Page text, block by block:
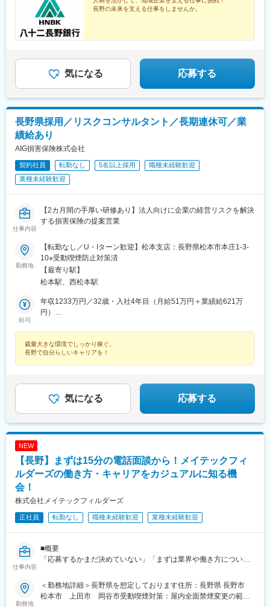
長野の未来を支える仕事をしませんか。
気になる 応募する
長野県採用／リスクコンサルタント／長期連休可／業
績給あり
AIG損害保険株式会社
契約社員 転勤なし 5名以上採用
職種未経験歓迎
業種未経験歓迎
仕事内容
【2カ月間の手厚い研修あり】法人向けに企業の経営リスクを解決
する損害保険の提案営業
勤務地
【転勤なし／U・Iターン歓迎】松本支店：長野県松本市本庄1-3-
10※受動喫煙防止対策済
【最寄り駅】
松本駅、西松本駅
給与
年収1233万円／32歳・入社4年目（月給51万円＋業績給621万
円）
裁量大きな環境でしっかり稼ぐ。
長野で自分らしいキャリアを！
気になる 応募する
NEW
【長野】まずは15分の電話面談から！メイテックフィ
ルダーズの働き方・キャリアをカジュアルに知る機
会！
株式会社メイテックフィルダーズ
正社員 転勤なし 職種未経験歓迎 業種未経験歓迎
仕事内容
■概要
「応募するかまだ決めていない」「まずは業界や働き方について
談です。
ご参加にあたって応募意思や書類提出は不要です。選考も実施い
たしませんので、まずは情報収集の場としてお気軽にご参加くだ
勤務地
＜勤務地詳細＞長野県を想定しております住所：長野県 長野市
松本市 上田市 岡谷市受動喫煙対策：屋内全面禁煙変更の範